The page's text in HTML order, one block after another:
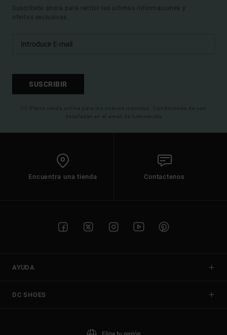
Suscríbete ahora para recibir las ultimas informaciones y
ofertas exclusivas.
SUSCRIBIR
(*) Oferta valida online para los nuevos inscritos. Condiciones de uso
detalladas en el email de bienvenida
Encuentra una tienda Contactenos
AYUDA
DC SHOES